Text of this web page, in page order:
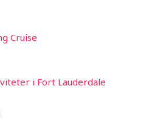
i Fort Lauderdale